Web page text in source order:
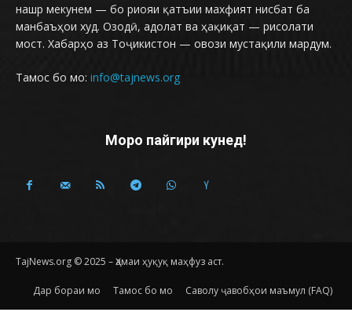
нашр мекунем — бо риояи қатъии махфият нисбат ба
манбаъҳои худ. Озодӣ, адолат ва ҳақиқат — рисолати
мост. Хабарҳо аз Тоҷикистон — овози мустақили мардум.
Тамос бо мо: info@tajnews.org
Моро пайгири кунед!
TajNews.org © 2025 – Ҳамаи ҳуқуқ маҳфуз аст.
Дар бораи мо Тамос бо мо Саволу ҷавобҳои маъмул (FAQ)